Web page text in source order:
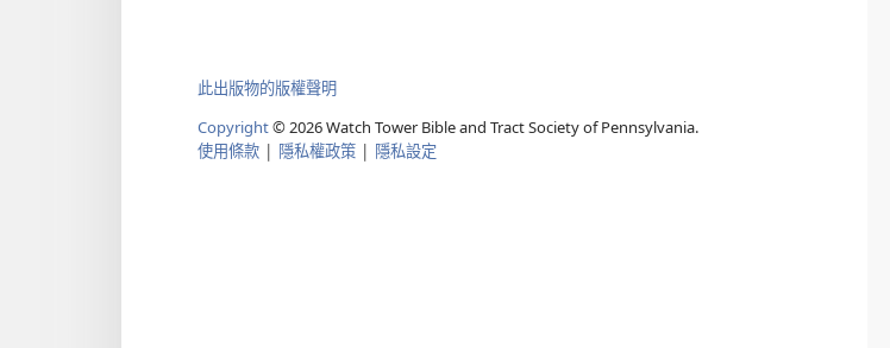
此出版物的版權聲明
Copyright© 2026Watch Tower Bible and Tract Society of Pennsylvania.
使用條款 | 隱私權政策 | 隱私設定